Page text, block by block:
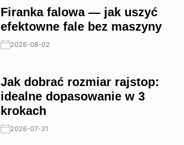
Firanka falowa — jak uszyć
efektowne fale bez maszyny
2026-08-02
Jak dobrać rozmiar rajstop:
idealne dopasowanie w 3
krokach
2026-07-31